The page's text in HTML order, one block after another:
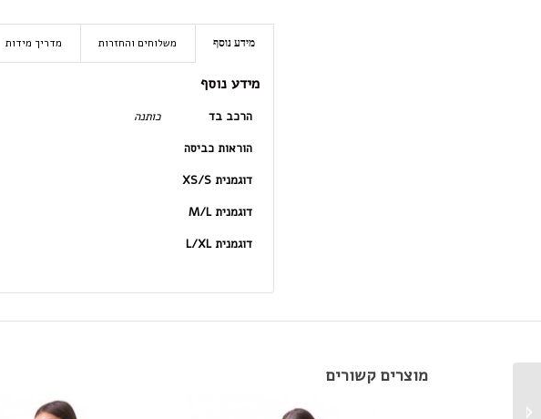
מידע נוסף משלוחים והחזרות מדריך מידות
מידע נוסף
הרכב בד
כותנה
הוראות כביסה
דוגמנית XS/S
דוגמנית M/L
דוגמנית L/XL
מוצרים קשורים